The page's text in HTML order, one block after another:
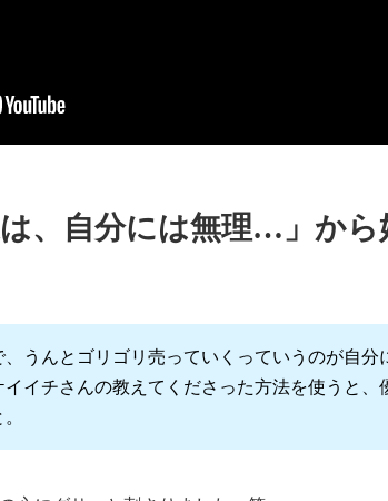
は、自分には無理…」から
うんとゴリゴリ売っていくっていうのが自分
イチさんの教えてくださった方法を使うと、